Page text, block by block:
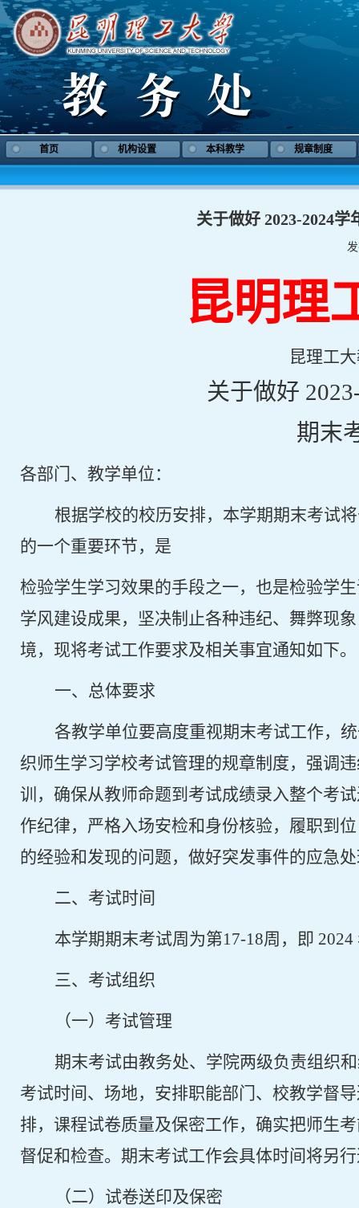
首页 机构设置 本科教学 规章制度
关于做好 2023-2024
昆明理
昆理工
关于做好
期末
各部门、教学单位：
根据学校的校历安排，本学期期末考试
的一个重要环节，是
检验学生学习效果的手段之一，也是检验学
学风建设成果，坚决制止各种违纪、舞弊现
境，现将考试工作要求及相关事宜通知如下。
一、总体要求
各教学单位要高度重视期末考试工作，
织师生学习学校考试管理的规章制度，强调
训，确保从教师命题到考试成绩录入整个考
作纪律，严格入场安检和身份核验，履职到
的经验和发现的问题，做好突发事件的应急
二、考试时间
本学期期末考试周为第17-18周，即 2024
三、考试组织
（一）考试管理
期末考试由教务处、学院两级负责组织
考试时间、场地，安排职能部门、校教学督
排，课程试卷质量及保密工作，确实把师生
督促和检查。期末考试工作会具体时间将另
（二）试卷送印及保密